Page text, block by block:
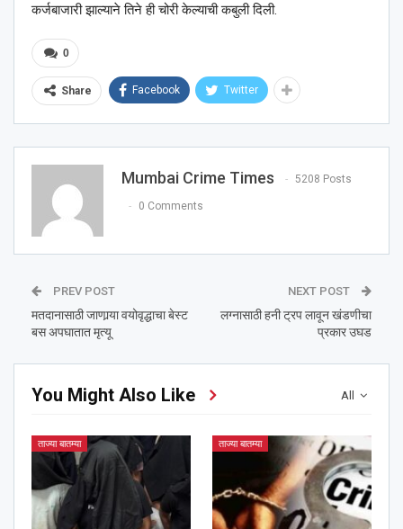
कर्जबाजारी झाल्याने तिने ही चोरी केल्याची कबुली दिली.
0
Share Facebook Twitter
Mumbai Crime Times 5208 Posts
0 Comments
PREV POST
मतदानासाठी जाणार्‍या वयोवृद्धाचा बेस्ट
बस अपघातात मृत्यू
NEXT POST
लग्नासाठी हनी ट्रप लावून खंडणीचा
प्रकार उघड
All
You Might Also Like
ताज्या बातम्या ताज्या बातम्या